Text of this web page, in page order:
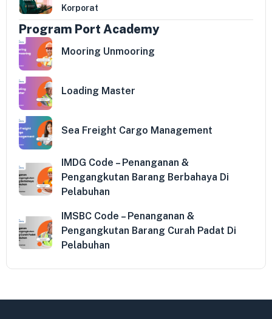
Korporat
Program Port Academy
Mooring Unmooring
Loading Master
Sea Freight Cargo Management
IMDG Code – Penanganan &
Pengangkutan Barang Berbahaya Di
Pelabuhan
IMSBC Code – Penanganan &
Pengangkutan Barang Curah Padat Di
Pelabuhan